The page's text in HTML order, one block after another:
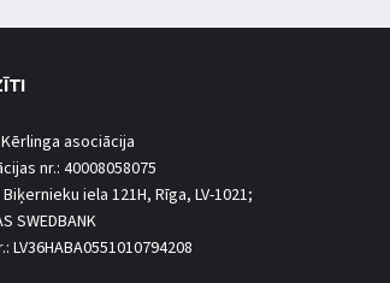
asociācija
nr.: 40008058075
iela 121H, Rīga, LV-1021;
SWEDBANK
LV36HABA0551010794208